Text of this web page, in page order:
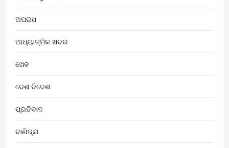
ଅପରାଧ
ଆଧ୍ୟାତ୍ମିକ ଖବର
ଖେଳ
ଦେଶ ବିଦେଶ
ପ୍ରତିବାଦ
ବାଣିଜ୍ଯ